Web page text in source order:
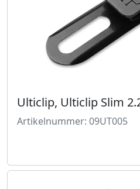
Ulticlip, Ulticlip Slim
Artikelnummer: 09UT005